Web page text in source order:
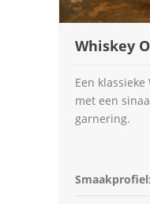
Whiskey
Een
met een
garnering.
Smaakprofiel: